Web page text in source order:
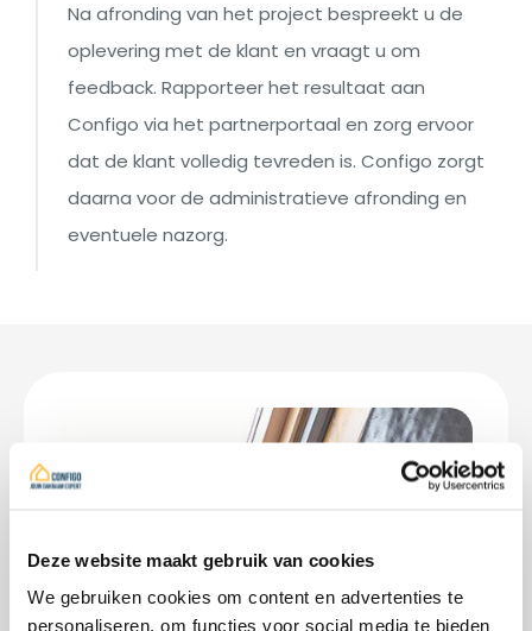
Deze website maakt gebruik van cookies
We gebruiken cookies om content en advertenties te
personaliseren, om functies voor social media te bieden
Na afronding van het project bespreekt u de
oplevering met de klant en vraagt u om
feedback. Rapporteer het resultaat aan
Configo via het partnerportaal en zorg ervoor
dat de klant volledig tevreden is. Configo zorgt
daarna voor de administratieve afronding en
eventuele nazorg.